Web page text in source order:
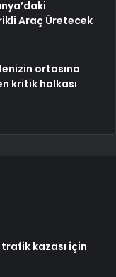
Araç Üretecek
ortasına
kritik halkası
trafik kazası için